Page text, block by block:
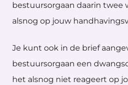
bestuursorgaan daarin twee
alsnog op jouw
Je kunt ook in de brief
bestuursorgaan een
het alsnog niet reageert op